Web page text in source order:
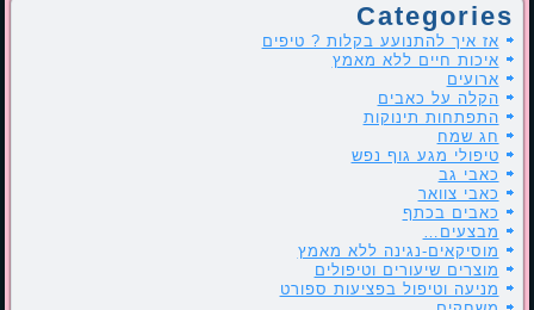
Categories
אז איך להתנועע בקלות ? טיפים
איכות חיים ללא מאמץ
ארועים
הקלה על כאבים
התפתחות תינוקות
חג שמח
טיפולי מגע גוף נפש
כאבי גב
כאבי צוואר
כאבים בכתף
מבצעים…
מוסיקאים-נגינה ללא מאמץ
מוצרים שיעורים וטיפולים
מניעה וטיפול בפציעות ספורט